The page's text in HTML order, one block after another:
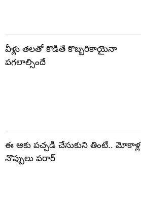
వీళ్లు తలతో కొడితే కొబ్బరికాయైనా
పగలాల్సిందే
ఈ ఆకు పచ్చడి చేసుకుని తింటే.. మోకాళ్ల
నొప్పులు పరార్‌